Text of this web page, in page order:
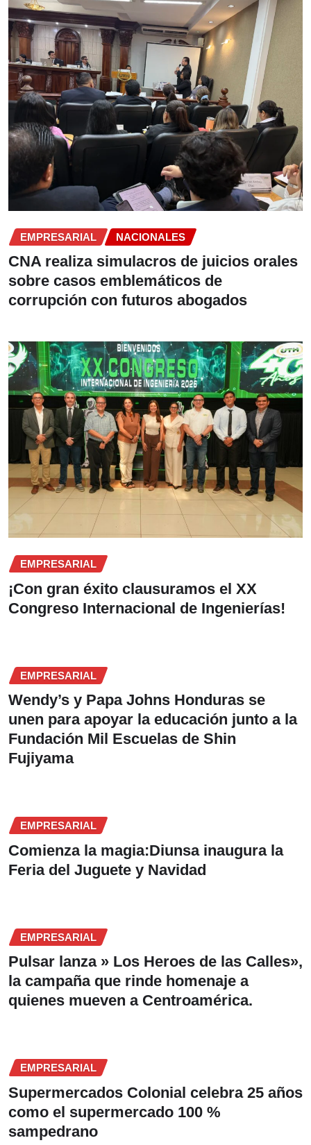
EMPRESARIAL NACIONALES
CNA realiza simulacros de juicios orales
sobre casos emblemáticos de
corrupción con futuros abogados
EMPRESARIAL
¡Con gran éxito clausuramos el XX
Congreso Internacional de Ingenierías!
EMPRESARIAL
Wendy’s y Papa Johns Honduras se
unen para apoyar la educación junto a la
Fundación Mil Escuelas de Shin
Fujiyama
EMPRESARIAL
Comienza la magia:Diunsa inaugura la
Feria del Juguete y Navidad
EMPRESARIAL
Pulsar lanza » Los Heroes de las Calles»,
la campaña que rinde homenaje a
quienes mueven a Centroamérica.
EMPRESARIAL
Supermercados Colonial celebra 25 años
como el supermercado 100 %
sampedrano